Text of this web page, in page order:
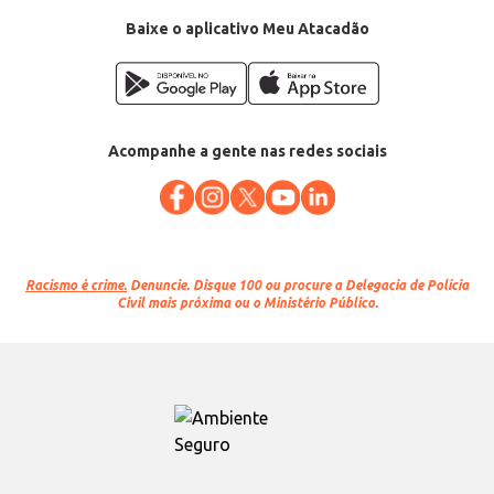
Baixe o aplicativo Meu Atacadão
Acompanhe a gente nas redes sociais
Racismo é crime. Denuncie. Disque 100 ou procure a Delegacia de Polícia
Civil mais próxima ou o Ministério Público.